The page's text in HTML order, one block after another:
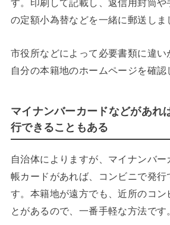
す。印刷して記載し、返信用封筒
の定額小為替などを一緒に郵送しま
市役所などによって必要書類に違
自分の本籍地のホームページを確認
マイナンバーカードなどがあれ
行できることもある
自治体によりますが、マイナンバ
帳カードがあれば、コンビニで発行
す。本籍地が遠方でも、近所のコン
とがあるので、一番手軽な方法です